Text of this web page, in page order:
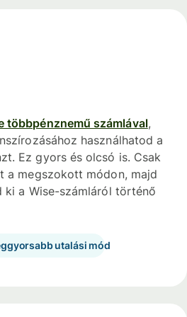
többpénznemű számlával,
használhatod a
Ez gyors és olcsó is. Csak
a megszokott módon, majd
ki a Wise-számláról történő
utalási mód